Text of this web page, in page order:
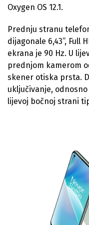
Oxygen OS 12.1.
Prednju stranu
dijagonale 6,43”, Full
ekrana je 90 Hz. U
prednjom kamerom
skener otiska prsta.
uključivanje,
lijevoj bočnoj strani